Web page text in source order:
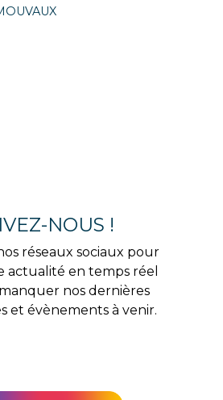
NOUS !
réseaux sociaux pour
actualité en temps réel
nos dernières
et évènements à venir.